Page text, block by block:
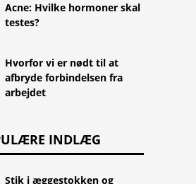
Acne: Hvilke hormoner skal
testes?
Hvorfor vi er nødt til at
afbryde forbindelsen fra
arbejdet
INDLÆG
Stik i æggestokken og